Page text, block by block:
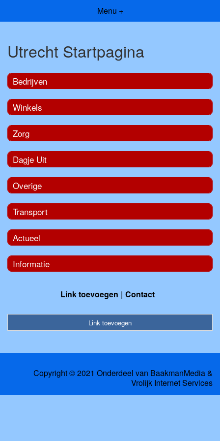
Menu +
Utrecht Startpagina
Bedrijven
Winkels
Zorg
Dagje Uit
Overige
Transport
Actueel
Informatie
Link toevoegen Contact
Link toevoegen
Copyright © 2021 Onderdeel van BaakmanMedia&
Vrolijk Internet Services